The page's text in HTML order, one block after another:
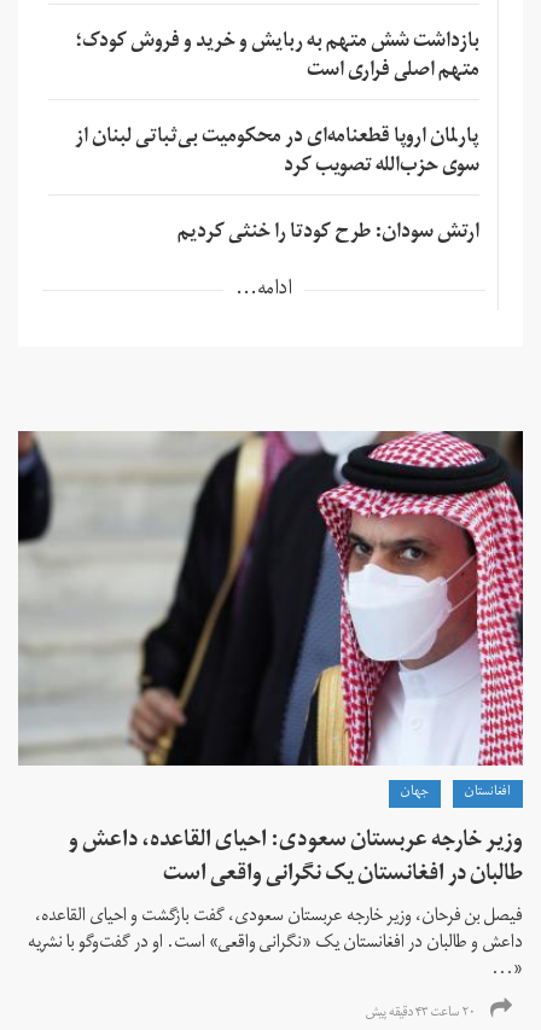
بازداشت شش متهم به ربایش و خرید و فروش کودک؛
متهم اصلی فراری است
پارلمان اروپا قطعنامه‌ای در محکومیت بی‌ثباتی لبنان از
سوی حزب‌الله تصویب کرد
ارتش سودان: طرح کودتا را خنثی کردیم
ادامه...
افغانستان جهان
وزیر خارجه عربستان سعودی: احیای القاعده،‌ داعش و
طالبان در افغانستان یک نگرانی واقعی است
فیصل بن فرحان، ‌وزیر خارجه عربستان سعودی، گفت بازگشت و احیای القاعده،‌
داعش و طالبان در افغانستان یک «نگرانی واقعی» است. او در گفت‌وگو با نشریه
«...
۲۰ ساعت ۴۳ دقیقه پیش